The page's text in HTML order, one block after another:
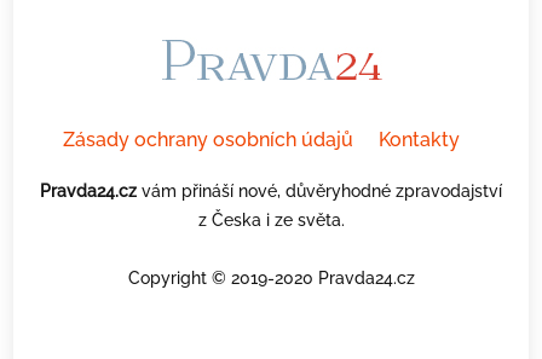
Zásady ochrany osobních údajů Kontakty
Pravda24.cz vám přináší nové, důvěryhodné zpravodajství
z Česka i ze světa.
Copyright © 2019-2020 Pravda24.cz